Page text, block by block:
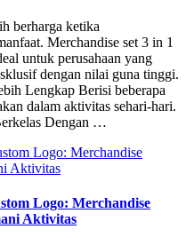
berharga ketika
Merchandise set 3 in 1
untuk perusahaan yang
dengan nilai guna tinggi.
Lengkap Berisi beberapa
dalam aktivitas sehari-hari.
Dengan …
Logo: Merchandise
Aktivitas